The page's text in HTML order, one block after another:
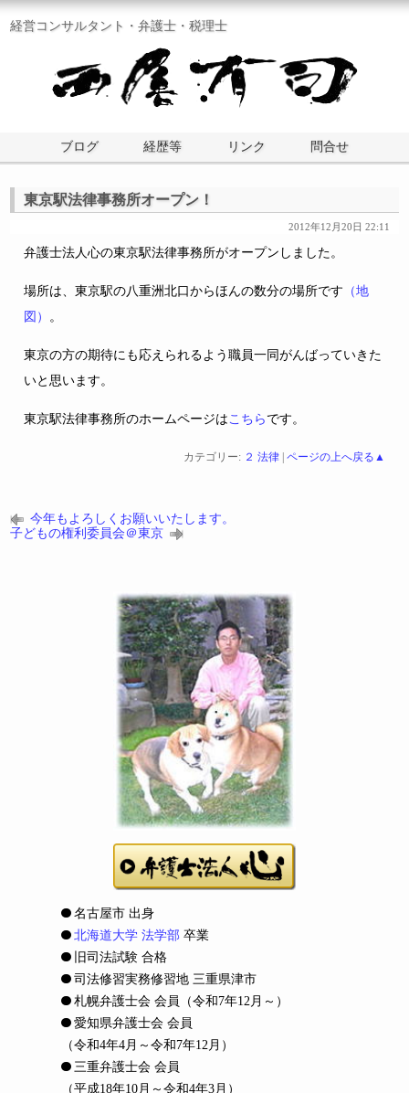
経営コンサルタント・弁護士・税理士
ブログ 経歴等 リンク 問合せ
東京駅法律事務所オープン！
2012年12月20日 22:11
弁護士法人心の東京駅法律事務所がオープンしました。
場所は、東京駅の八重洲北口からほんの数分の場所です （地
図）
。
東京の方の期待にも応えられるよう職員一同がんばっていきた
いと思います。
東京駅法律事務所のホームページは こちら です。
カテゴリー: ２ 法律| ページの上へ戻る▲
今年もよろしくお願いいたします。
子どもの権利委員会＠東京
名古屋市 出身
北海道大学 法学部 卒業
旧司法試験 合格
司法修習実務修習地 三重県津市
札幌弁護士会 会員
（令和7年12月～）
愛知県弁護士会 会員
（令和4年4月～令和7年12月）
三重弁護士会 会員
（平成18年10月～令和4年3月）